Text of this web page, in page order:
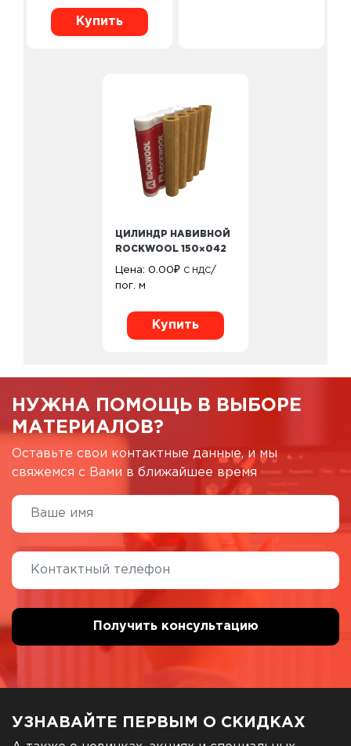
Купить
ЦИЛИНДР НАВИВНОЙ
ROCKWOOL 150×042
Цена: 0.00₽ С НДС/
пог. м
Купить
НУЖНА ПОМОЩЬ В ВЫБОРЕ
МАТЕРИАЛОВ?
Оставьте свои контактные данные, и мы
свяжемся с Вами в ближайшее время
УЗНАВАЙТЕ ПЕРВЫМ О СКИДКАХ